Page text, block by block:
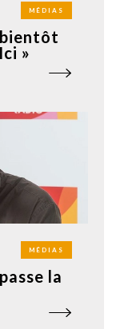
MÉDIAS
bientôt
»
MÉDIAS
la